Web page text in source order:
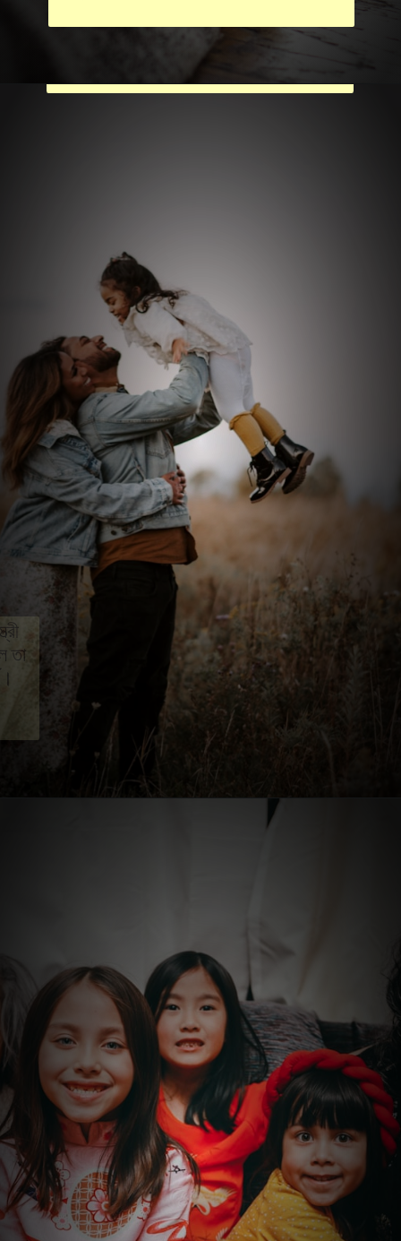
পরিবার কাকে বলে
এ নিয়ে তর্ক আছে। অনেকেই বলেন স্বামী-স্ত্রী
পুত্র-কন্যা নিয়ে একটি বাড়িতে বসবাস করলে তা
পরিবার হয়। অনেকে বলেন এটা সংকীর্ণ অর্থ।